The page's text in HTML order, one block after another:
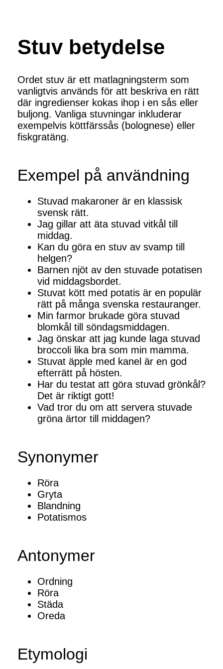
Stuv betydelse
Ordet stuv är ett matlagningsterm som
vanligtvis används för att beskriva en rätt
där ingredienser kokas ihop i en sås eller
buljong. Vanliga stuvningar inkluderar
exempelvis köttfärssås (bolognese) eller
fiskgratäng.
Exempel på användning
Stuvad makaroner är en klassisk
svensk rätt.
Jag gillar att äta stuvad vitkål till
middag.
Kan du göra en stuv av svamp till
helgen?
Barnen njöt av den stuvade potatisen
vid middagsbordet.
Stuvat kött med potatis är en populär
rätt på många svenska restauranger.
Min farmor brukade göra stuvad
blomkål till söndagsmiddagen.
Jag önskar att jag kunde laga stuvad
broccoli lika bra som min mamma.
Stuvat äpple med kanel är en god
efterrätt på hösten.
Har du testat att göra stuvad grönkål?
Det är riktigt gott!
Vad tror du om att servera stuvade
gröna ärtor till middagen?
Synonymer
Röra
Gryta
Blandning
Potatismos
Antonymer
Ordning
Röra
Städa
Oreda
Etymologi